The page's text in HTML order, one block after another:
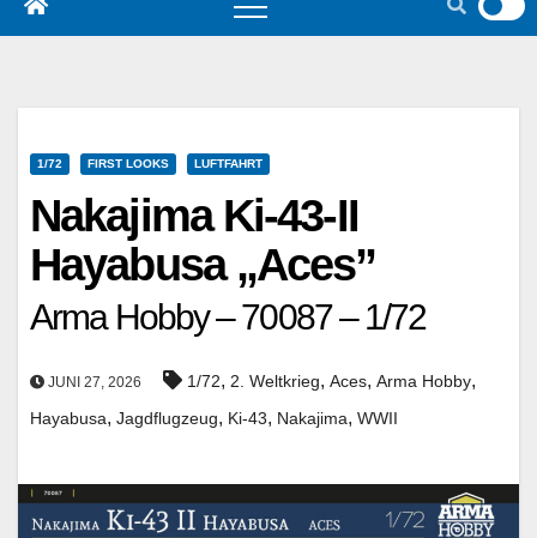
1/72 FIRST LOOKS LUFTFAHRT
Nakajima Ki-43-II
Hayabusa „Aces”
Arma Hobby – 70087 – 1/72
JUNI 27, 2026 1/72, 2. Weltkrieg, Aces, Arma Hobby,
Hayabusa, Jagdflugzeug, Ki-43, Nakajima, WWII